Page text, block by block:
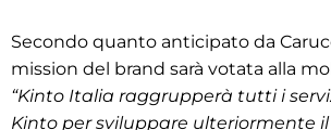
Secondo quanto anticipato da
mission del brand sarà votata alla
“Kinto Italia raggrupperà tutti i
Kinto per sviluppare ulteriormente